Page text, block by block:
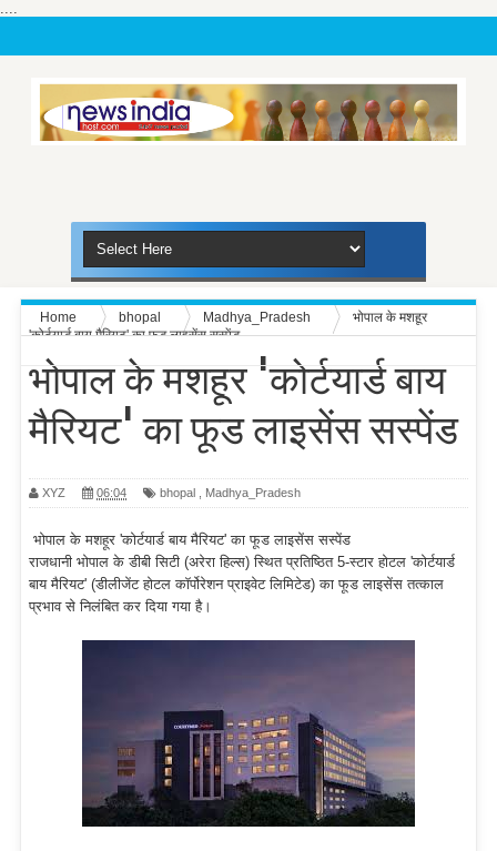
....
Home bhopal Madhya_Pradesh
भोपाल के मशहूर
'कोर्टयार्ड बाय मैरियट' का फूड लाइसेंस सस्पेंड
भोपाल के मशहूर 'कोर्टयार्ड बाय
मैरियट' का फूड लाइसेंस सस्पेंड
XYZ 06:04 bhopal Madhya_Pradesh
भोपाल के मशहूर 'कोर्टयार्ड बाय मैरियट' का फूड लाइसेंस सस्पेंड
राजधानी भोपाल के डीबी सिटी (अरेरा हिल्स) स्थित प्रतिष्ठित 5-स्टार होटल 'कोर्टयार्ड
बाय मैरियट' (डीलीजेंट होटल कॉर्पोरेशन प्राइवेट लिमिटेड) का फूड लाइसेंस तत्काल
प्रभाव से निलंबित कर दिया गया है।